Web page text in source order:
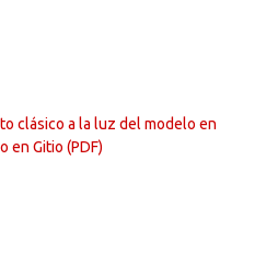
clásico a la luz del modelo en
en Gitio (PDF)